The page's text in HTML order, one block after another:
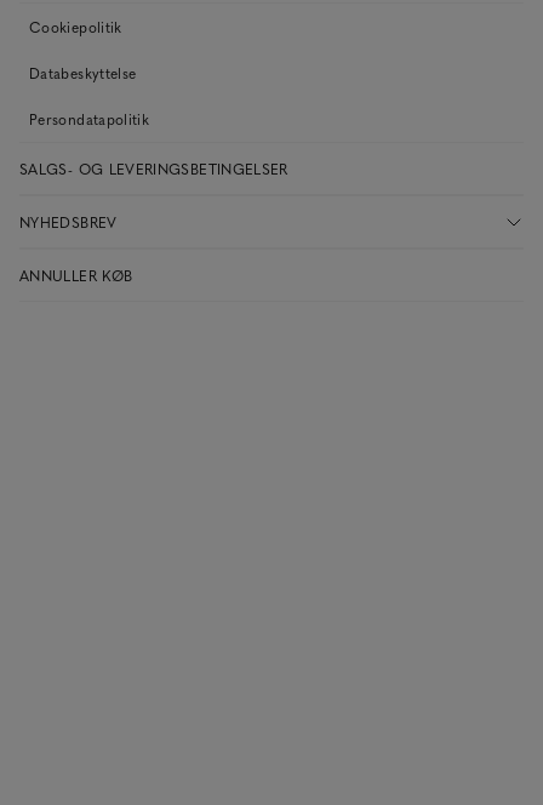
Cookiepolitik
Databeskyttelse
Persondatapolitik
SALGS- OG LEVERINGSBETINGELSER
NYHEDSBREV
ANNULLER KØB